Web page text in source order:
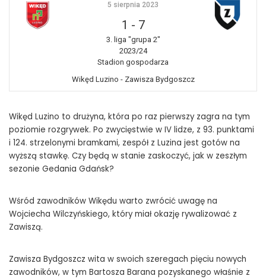
5 sierpnia 2023
1 - 7
3. liga "grupa 2"
2023/24
Stadion gospodarza
Wikęd Luzino - Zawisza Bydgoszcz
Wikęd Luzino to drużyna, która po raz pierwszy zagra na tym
poziomie rozgrywek. Po zwycięstwie w IV lidze, z 93. punktami
i 124. strzelonymi bramkami, zespół z Luzina jest gotów na
wyższą stawkę. Czy będą w stanie zaskoczyć, jak w zeszłym
sezonie Gedania Gdańsk?
Wśród zawodników Wikędu warto zwrócić uwagę na
Wojciecha Wilczyńskiego, który miał okazję rywalizować z
Zawiszą.
Zawisza Bydgoszcz wita w swoich szeregach pięciu nowych
zawodników, w tym Bartosza Barana pozyskanego właśnie z